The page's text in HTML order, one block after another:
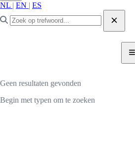
NL | EN | ES
Geen resultaten gevonden
Begin met typen om te zoeken